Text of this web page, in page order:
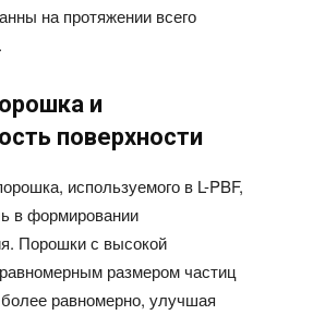
на протяжении всего
и
поверхности
используемого в L-PBF,
в формировании
Порошки с высокой
размером частиц
равномерно, улучшая